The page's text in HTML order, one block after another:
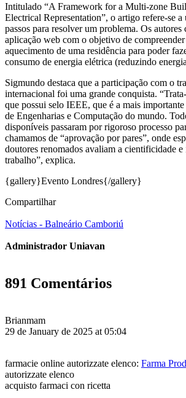
Intitulado “A Framework for a Multi-zone
Electrical Representation”, o artigo refere-se a
passos para resolver um problema. Os autores
aplicação web com o objetivo de
aquecimento de uma residência para poder
consumo de energia elétrica (reduzindo
Sigmundo destaca que a participação com o
internacional foi uma grande conquista.
que possui selo IEEE, que é a mais importante
de Engenharias e Computação do mundo.
disponíveis passaram por rigoroso processo
chamamos de “aprovação por pares”, onde
doutores renomados avaliam a cientificidade
trabalho”, explica.
{gallery}Evento Londres{/gallery}
Compartilhar
Notícias - Balneário Camboriú
Administrador Uniavan
891 Comentários
Brianmam
29 de January de 2025 at 05:04
farmacie online autorizzate elenco: Farma
autorizzate elenco
acquisto farmaci con ricetta